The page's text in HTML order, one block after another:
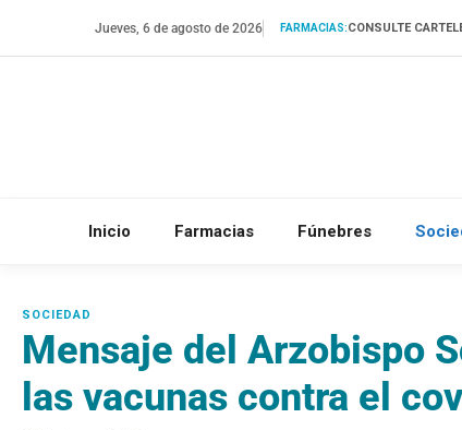
Jueves, 6 de agosto de 2026 FARMACIAS:CONSULTE
Inicio Farmacias Fúnebres
Mensaje del Arzobispo
las vacunas contra el